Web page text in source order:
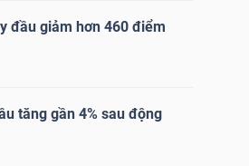
đầu giảm hơn 460 điểm
tăng gần 4% sau động